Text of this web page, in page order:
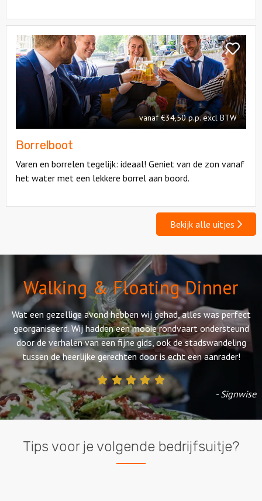
Bekijk
vanaf €34,50 p.p. excl BTW
Borrelboot
Varen en borrelen tegelijk: ideaal! Geniet van de zon vanaf
het water met een lekkere borrel aan boord.
Bekijk
Borrelboot
Bekijk alle uitjes
Walking & Floating Dinner
Wat een gezellige avond hebben wij gehad, alles was perfect
georganiseerd. Wij hadden een mooie rondvaart ondersteund
door de verhalen van een fijne gids, ook de stadswandeling
tussen de heerlijke gerechten door is echt een aanrader!
- Signwise
Tips voor je volgende bedrijfsuitje?